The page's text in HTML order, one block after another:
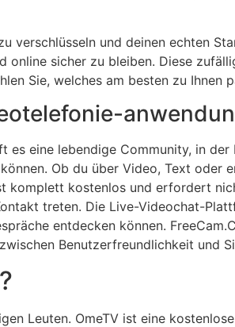
verschlüsseln und deinen echten
sicher zu bleiben. Diese
Sie, welches am besten zu
es eine lebendige Community, in
Ob du über Video, Text
komplett kostenlos und erfordert
treten. Die Live-Videochat-
entdecken können.
Benutzerfreundlichkeit und
Leuten. OmeTV ist eine